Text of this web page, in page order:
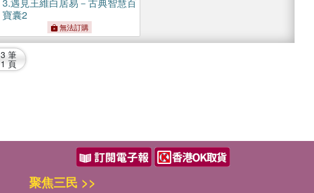
寶囊2
無法訂購
3 筆
1 頁
聚焦三民 >>